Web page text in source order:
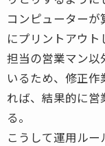
コンピューター
にプリントアウト
担当の営業マン以
いるため、修正
れば、結果的に
る。
こうして運用ル